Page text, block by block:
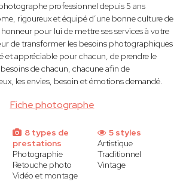
Fiche photographe
professionnel depuis 5 ans
rigoureux et équipé d’une bonne culture de
pour lui de mettre ses services à votre
de transformer les besoins photographiques
et appréciable pour chacun, de prendre le
de chacun, chacune afin de
les envies, besoin et émotions demandé.
8 types de
prestations
Photographie
Retouche photo
Vidéo et montage
5 styles
Artistique
Traditionnel
Vintage